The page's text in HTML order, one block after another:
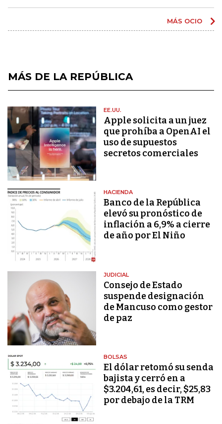
MÁS OCIO
MÁS DE LA REPÚBLICA
EE.UU.
Apple solicita a un juez
que prohíba a OpenAI el
uso de supuestos
secretos comerciales
HACIENDA
Banco de la República
elevó su pronóstico de
inflación a 6,9% a cierre
de año por El Niño
JUDICIAL
Consejo de Estado
suspende designación
de Mancuso como gestor
de paz
BOLSAS
El dólar retomó su senda
bajista y cerró en a
$3.204,61, es decir, $25,83
por debajo de la TRM